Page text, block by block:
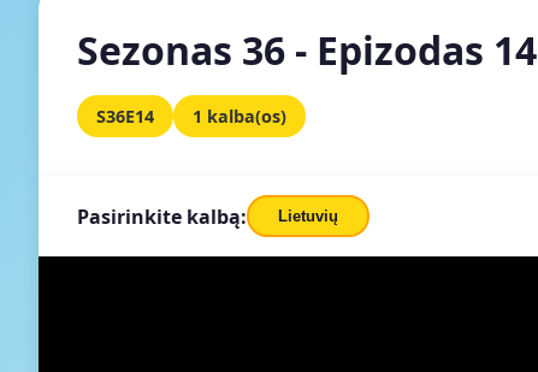
Sezonas 36 - Epizodas 14
S36E14 1 kalba(os)
Pasirinkite kalbą: Lietuvių